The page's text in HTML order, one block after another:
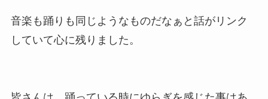
音楽も踊りも同じようなものだなぁと話がリンク
していて心に残りました。